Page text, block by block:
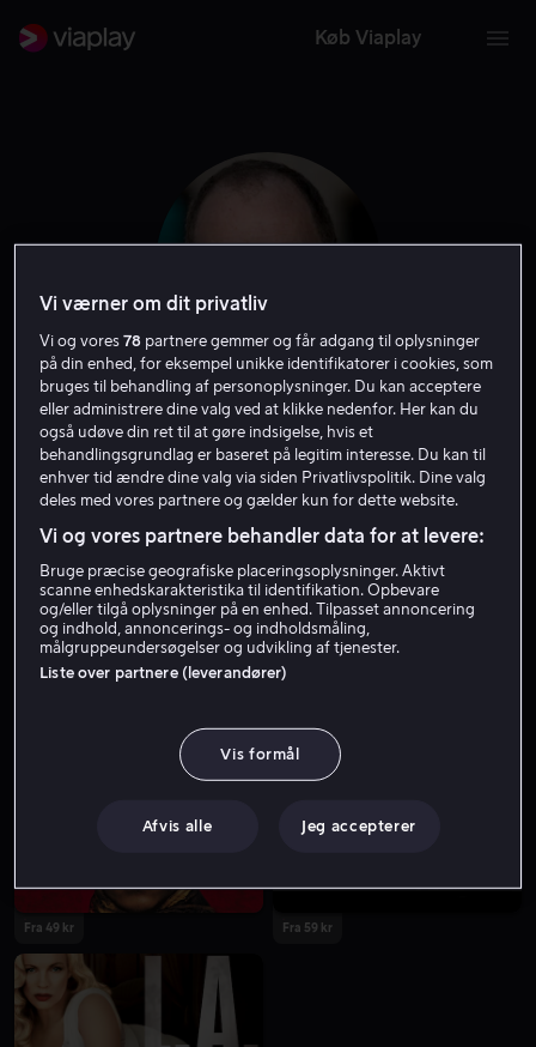
Køb Viaplay
Brian Helgeland
Instruktør Producer Forfatter
Fra 49 kr
Fra 49 kr Fra 59 kr
Vi værner om dit privatliv
Vi og vores78 partnere gemmer og får adgang til oplysninger
på din enhed, for eksempel unikke identifikatorer i cookies, som
bruges til behandling af personoplysninger. Du kan acceptere
eller administrere dine valg ved at klikke nedenfor. Her kan du
også udøve din ret til at gøre indsigelse, hvis et
behandlingsgrundlag er baseret på legitim interesse. Du kan til
enhver tid ændre dine valg via siden Privatlivspolitik. Dine valg
deles med vores partnere og gælder kun for dette website.
Vi og vores partnere behandler data for at levere:
Bruge præcise geografiske placeringsoplysninger. Aktivt
scanne enhedskarakteristika til identifikation. Opbevare
og/eller tilgå oplysninger på en enhed. Tilpasset annoncering
og indhold, annoncerings- og indholdsmåling,
målgruppeundersøgelser og udvikling af tjenester.
Liste over partnere (leverandører)
Vis formål
Afvis alle Jeg accepterer